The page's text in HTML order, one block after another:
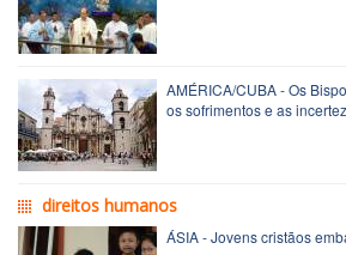
AMÉRICA/CUBA - Os
os sofrimentos e as
direitos humanos
ÁSIA - Jovens cristãos